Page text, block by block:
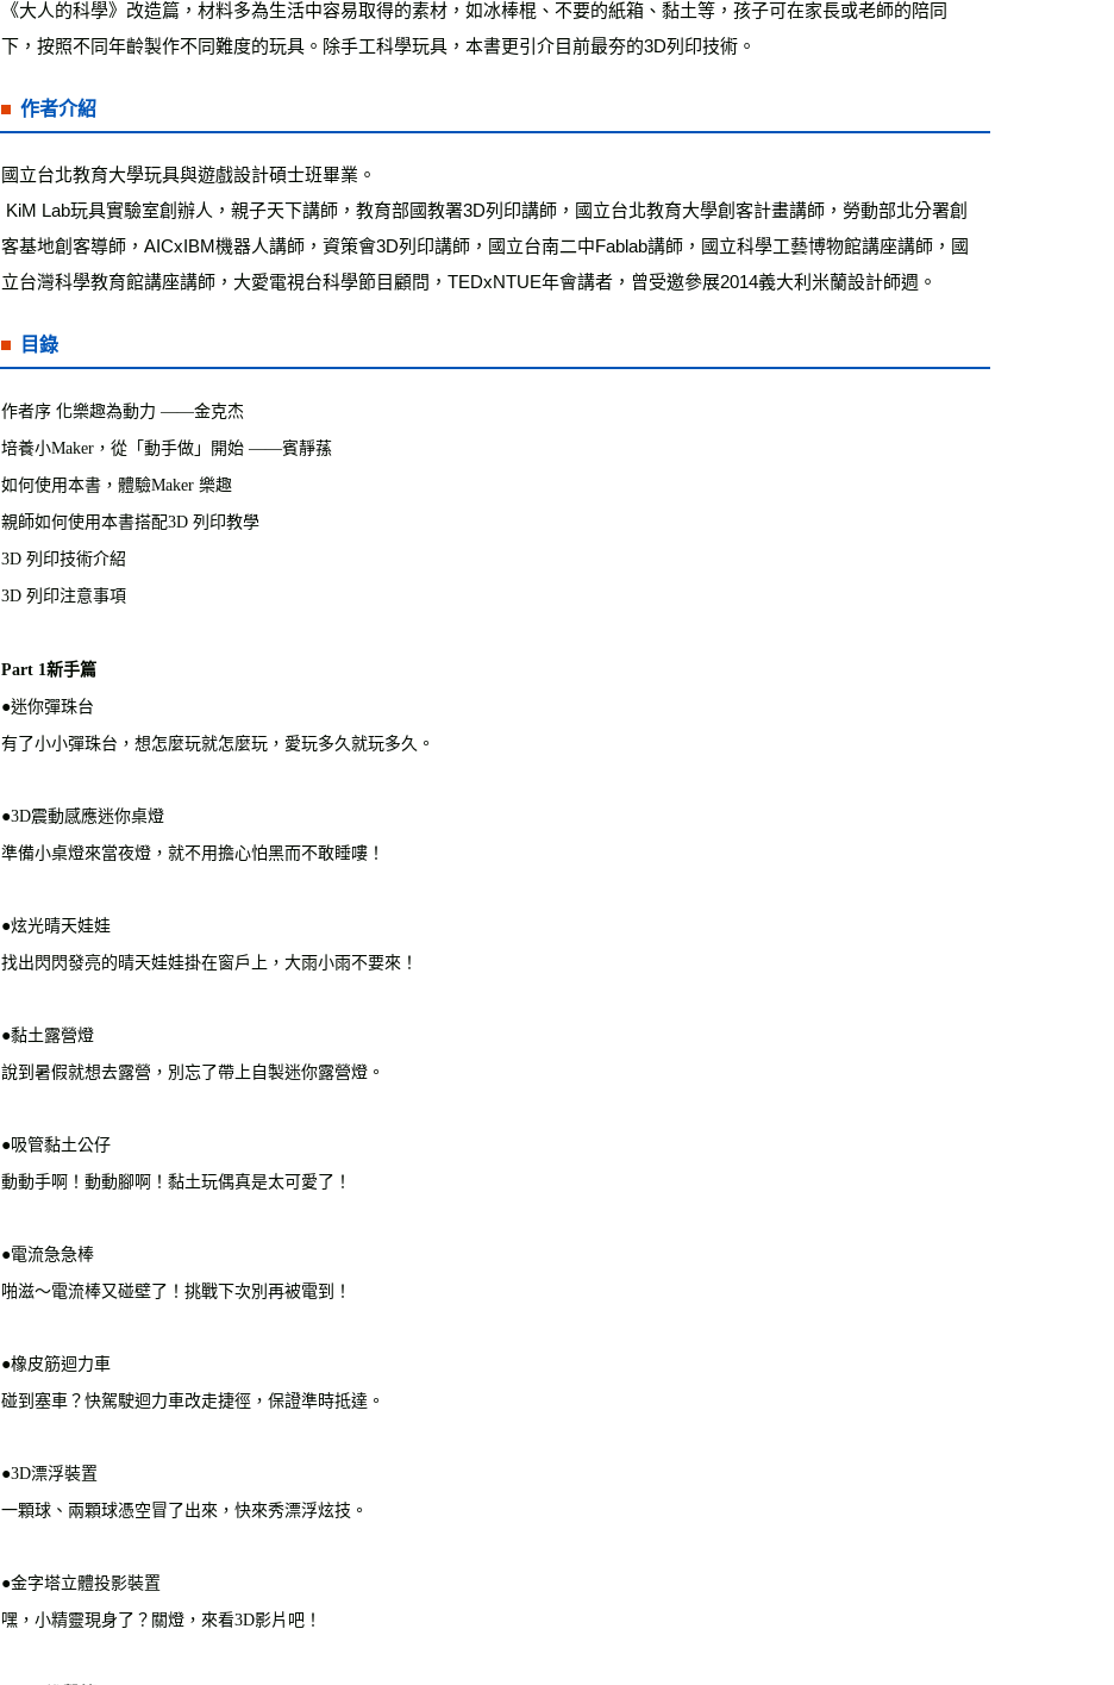
離島宅配
數位商品海外免運 查看運費
《大人的科學》改造篇，材料多為生活中容易取得的素材，如冰棒棍、不要的紙箱、黏土等，孩子可在家長或老師的陪同
下，按照不同年齡製作不同難度的玩具。除手工科學玩具，本書更引介目前最夯的3D列印技術。
作者介紹
國立台北教育大學玩具與遊戲設計碩士班畢業。
客基地創客導師，AICxIBM機器人講師，資策會3D列印講師，國立台南二中Fablab講師，國立科學工藝博物館講座講師，國
立台灣科學教育館講座講師，大愛電視台科學節目顧問，TEDxNTUE年會講者，曾受邀參展2014義大利米蘭設計師週。
目錄
作者序 化樂趣為動力 ――金克杰
培養小Maker，從「動手做」開始 ――賓靜蓀
如何使用本書，體驗Maker 樂趣
親師如何使用本書搭配3D 列印教學
3D 列印技術介紹
3D 列印注意事項
Part 1新手篇
●迷你彈珠台
有了小小彈珠台，想怎麼玩就怎麼玩，愛玩多久就玩多久。
●3D震動感應迷你桌燈
準備小桌燈來當夜燈，就不用擔心怕黑而不敢睡嘍！
●炫光晴天娃娃
找出閃閃發亮的晴天娃娃掛在窗戶上，大雨小雨不要來！
●黏土露營燈
說到暑假就想去露營，別忘了帶上自製迷你露營燈。
●吸管黏土公仔
動動手啊！動動腳啊！黏土玩偶真是太可愛了！
●電流急急棒
啪滋～電流棒又碰壁了！挑戰下次別再被電到！
●橡皮筋迴力車
碰到塞車？快駕駛迴力車改走捷徑，保證準時抵達。
●3D漂浮裝置
一顆球、兩顆球憑空冒了出來，快來秀漂浮炫技。
●金字塔立體投影裝置
嘿，小精靈現身了？關燈，來看3D影片吧！